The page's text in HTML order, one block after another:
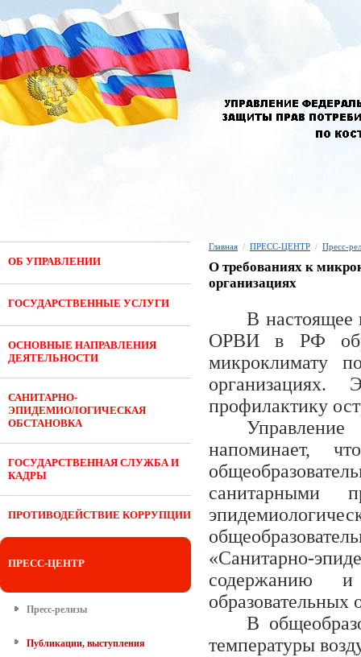
ОБ УПРАВЛЕНИИ
ГОСУДАРСТВЕННЫЕ УСЛУГИ
ОСНОВНЫЕ НАПРАВЛЕНИЯ
ДЕЯТЕЛЬНОСТИ
САНИТАРНО-
ЭПИДЕМИОЛОГИЧЕСКАЯ
ОБСТАНОВКА
ГОСУДАРСТВЕННАЯ СЛУЖБА И
КАДРЫ
ПРОТИВОДЕЙСТВИЕ КОРРУПЦИИ
ПРЕСС-ЦЕНТР
Пресс-релизы
Публикации, выступления
Главная / ПРЕСС-ЦЕНТР / Пресс-
О требованиях к
организациях
В настоящее
ОРВИ в РФ
микроклимату
профилактику
напоминает,
санитарными
«Санитарно-
содержанию
образовательных
В
температуры